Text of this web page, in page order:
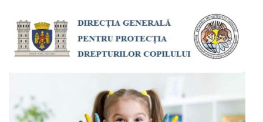
instituției
Planuri
activitate